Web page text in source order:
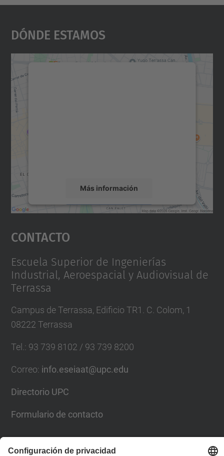
Dónde Estamos
Más información
Aceptar
powered by
Contacto
Escuela Superior de Ingenierías
Industrial, Aeroespacial y Audiovisual de
Terrassa
Campus de Terrassa, Edificio TR1. C. Colom, 1
08222 Terrassa
Tel. : 93 739 8102 / 93 739 8200
Correo: info.eseiaat@upc.edu
Directorio UPC
Formulario de contacto
Lista Redes Sociales